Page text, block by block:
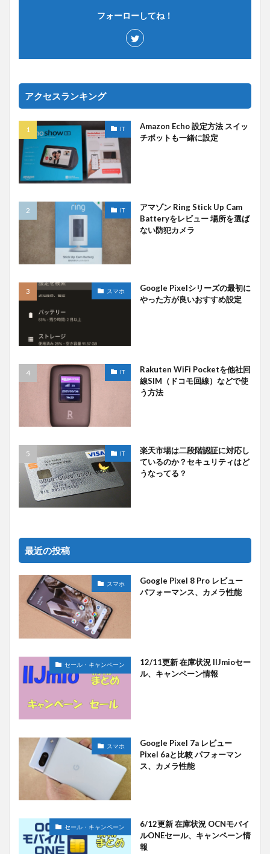
フォーローしてね！
アクセスランキング
IT
Amazon Echo 設定方法 スイッ
チボットも一緒に設定
IT
アマゾン Ring Stick Up Cam
Batteryをレビュー 場所を選ば
ない防犯カメラ
スマホ
Google Pixelシリーズの最初に
やった方が良いおすすめ設定
IT
Rakuten WiFi Pocketを他社回
線SIM（ドコモ回線）などで使
う方法
IT
楽天市場は二段階認証に対応し
ているのか？セキュリティはど
うなってる？
最近の投稿
スマホ
Google Pixel 8 Pro レビュー
パフォーマンス、カメラ性能
セール・キャンペーン
12/11更新 在庫状況 IIJmioセー
ル、キャンペーン情報
スマホ
Google Pixel 7a レビュー
Pixel 6aと比較 パフォーマン
ス、カメラ性能
セール・キャンペーン
6/12更新 在庫状況 OCNモバイ
ルONEセール、キャンペーン情
報